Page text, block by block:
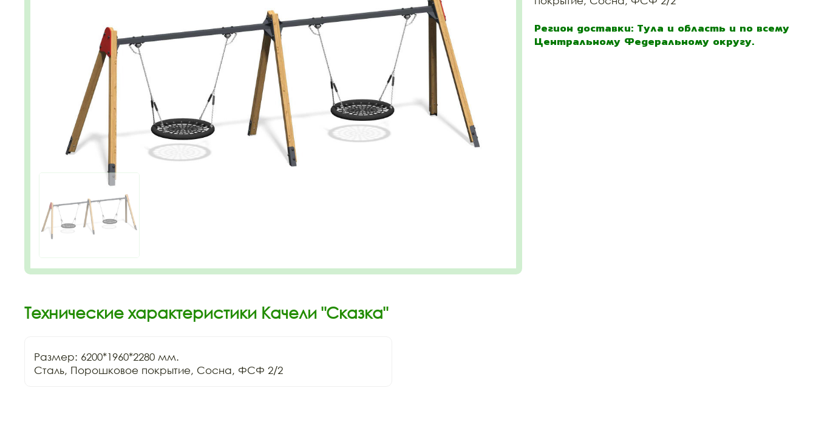
Регион доставки: Тула и область и по всему
Центральному Федеральному округу.
Технические характеристики Качели "Сказка"
Размер: 6200*1960*2280 мм.
Сталь, Порошковое покрытие, Сосна, ФСФ 2/2